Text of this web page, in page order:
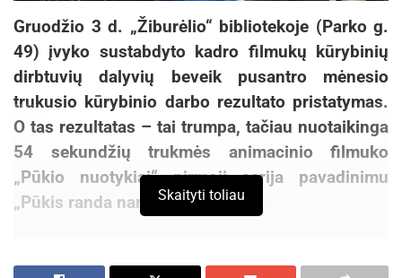
Gruodžio 3 d. „Žiburėlio“ bibliotekoje (Parko g.
49) įvyko sustabdyto kadro filmukų kūrybinių
dirbtuvių dalyvių beveik pusantro mėnesio
trukusio kūrybinio darbo rezultato pristatymas.
O tas rezultatas – tai trumpa, tačiau nuotaikinga
54 sekundžių trukmės animacinio filmuko
„Pūkio nuotykiai“ pirmoji serija pavadinimu
„Pūkis randa namus“.
technika: objektus judinant mažais žingsniais
Skaityti toliau